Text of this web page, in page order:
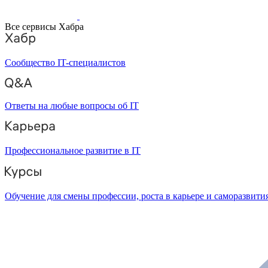
Все сервисы Хабра
Сообщество IT-специалистов
Ответы на любые вопросы об IT
Профессиональное развитие в IT
Обучение для смены профессии, роста в карьере и